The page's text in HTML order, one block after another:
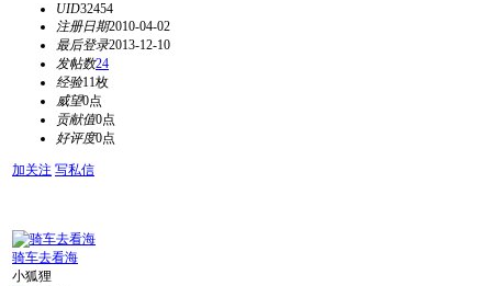
UID32454
注册日期2010-04-02
最后登录2013-12-10
发帖数24
经验11枚
威望0点
贡献值0点
好评度0点
加关注 写私信
骑车去看海
小狐狸